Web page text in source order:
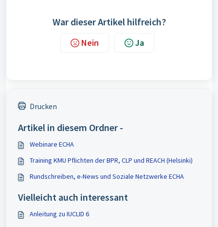
War dieser Artikel hilfreich?
Nein Ja
Drucken
Artikel in diesem Ordner -
Webinare ECHA
Training KMU Pflichten der BPR, CLP und REACH (Helsinki)
Rundschreiben, e-News und Soziale Netzwerke ECHA
Vielleicht auch interessant
Anleitung zu IUCLID 6